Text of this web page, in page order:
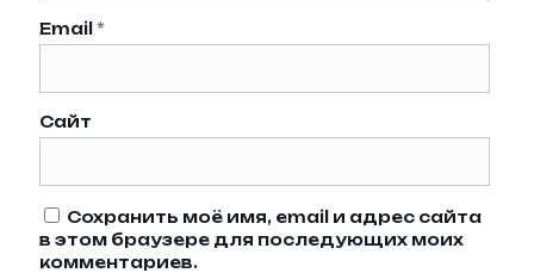
Email *
Сайт
Сохранить моё имя, email и адрес сайта
в этом браузере для последующих моих
комментариев.